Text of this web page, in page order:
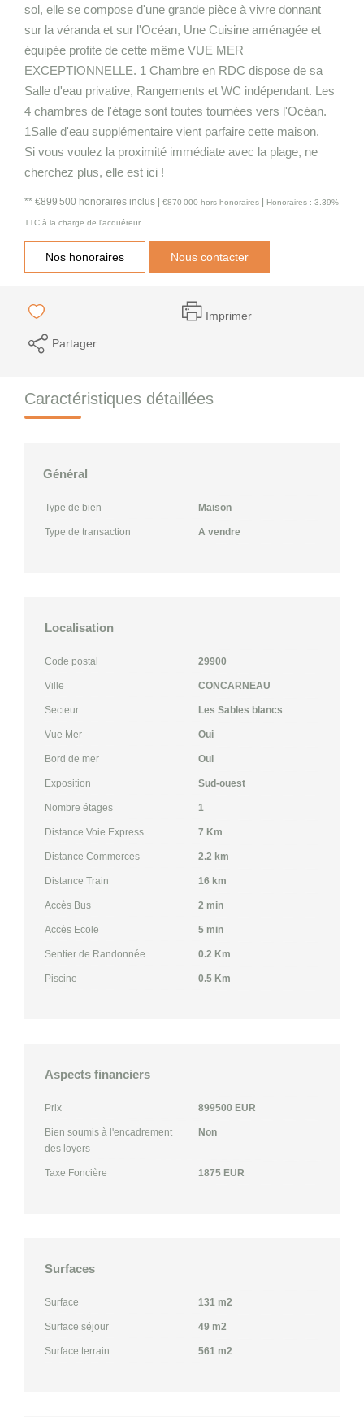
sol, elle se compose d'une grande pièce à vivre donnant
sur la véranda et sur l'Océan, Une Cuisine aménagée et
équipée profite de cette même VUE MER
EXCEPTIONNELLE. 1 Chambre en RDC dispose de sa
Salle d'eau privative, Rangements et WC indépendant. Les
4 chambres de l'étage sont toutes tournées vers l'Océan.
1Salle d'eau supplémentaire vient parfaire cette maison.
Si vous voulez la proximité immédiate avec la plage, ne
cherchez plus, elle est ici !
** €899 500 honoraires inclus | €870 000 hors honoraires | Honoraires : 3.39%
TTC à la charge de l'acquéreur
Nos honoraires Nous contacter
Imprimer
Partager
Caractéristiques détaillées
Général
Type de bien Maison
Type de transaction A vendre
Localisation
Code postal 29900
Ville CONCARNEAU
Secteur Les Sables blancs
Vue Mer Oui
Bord de mer Oui
Exposition Sud-ouest
Nombre étages 1
Distance Voie Express 7 Km
Distance Commerces 2.2 km
Distance Train 16 km
Accès Bus 2 min
Accès Ecole 5 min
Sentier de Randonnée 0.2 Km
Piscine 0.5 Km
Aspects financiers
Prix 899500 EUR
Bien soumis à l'encadrement
des loyers
Non
Taxe Foncière 1875 EUR
Surfaces
Surface 131 m2
Surface séjour 49 m2
Surface terrain 561 m2